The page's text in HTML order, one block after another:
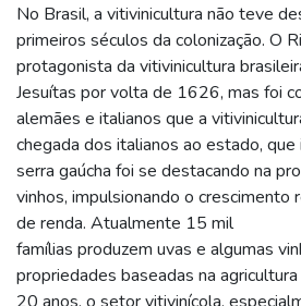
No Brasil, a vitivinicultura não teve
primeiros séculos da colonização. O
protagonista da vitivinicultura
Jesuítas por volta de 1626, mas foi
alemães e italianos que a
chegada dos italianos ao estado,
serra gaúcha foi se destacando na
vinhos, impulsionando o crescimento
de renda. Atualmente 15 mil
famílias produzem uvas e algumas
propriedades baseadas na